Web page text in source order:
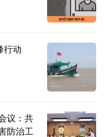
行动
议：共
防治工